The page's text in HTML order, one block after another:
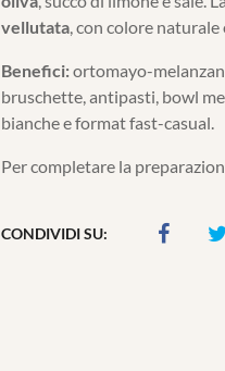
vellutata, con colore
Benefici:ortomayo-
bruschette, antipasti, bowl
bianche e format fast-casual.
Per completare la
CONDIVIDI SU: